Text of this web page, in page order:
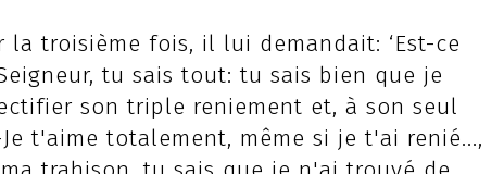
troisième fois, il lui demandait: ‘Est-ce
tu sais tout: tu sais bien que je
son triple reniement et, à son seul
t'aime totalement, même si je t'ai renié...,